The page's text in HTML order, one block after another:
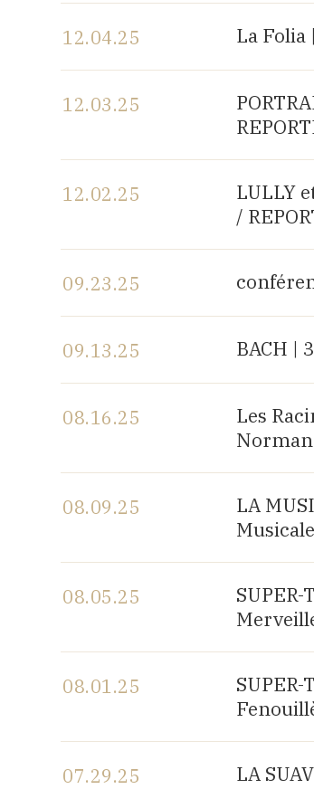
12.04.25 La Folia
12.03.25
12.02.25
LULLY
/
09.23.25
09.13.25 BACH |
08.16.25
Les
08.09.25
LA
08.05.25
08.01.25
07.29.25 LA